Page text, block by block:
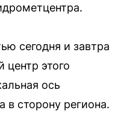
сегодня и завтра
центр этого
ось
в сторону региона.